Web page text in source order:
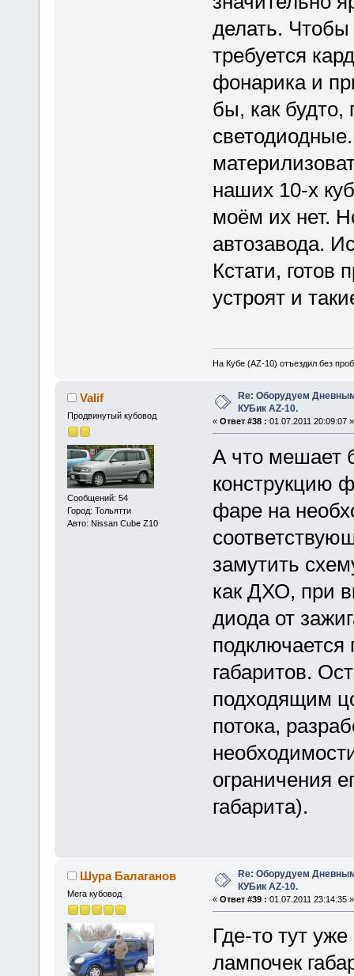
делать.
требуется
фонарика и
бы, как будто,
наших 10-х
моём их нет.
автозавода.
Кстати, готов
устроят и
На Кубе (AZ-10) отъездил без
Valif
Продвинутый кубовод
Сообщений: 54
Город: Тольятти
Авто: Nissan Cube Z10
Re: Оборудуем
КУБик AZ-10.
« Ответ #38 : 01.07.2011 20:09:07 »
А что мешает
конструкцию
фаре на
замутить
как ДХО, при
диода от
подключается
габаритов.
подходящим
потока,
ограничения
габарита).
Шура Балаганов
Мега кубовод
Re: Оборудуем
КУБик AZ-10.
« Ответ #39 : 01.07.2011 23:14:35 »
Где-то тут
лампочек